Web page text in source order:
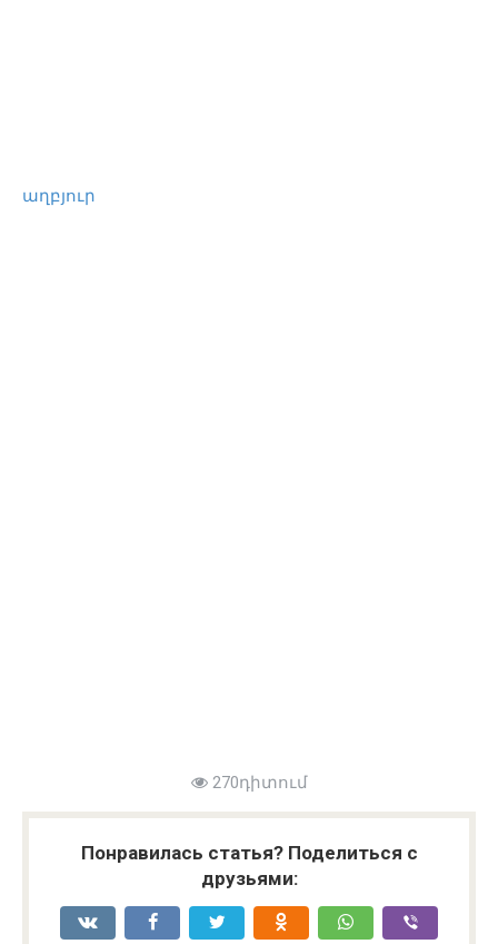
աղբյուր
270դիտում
Понравилась статья? Поделиться с
друзьями: